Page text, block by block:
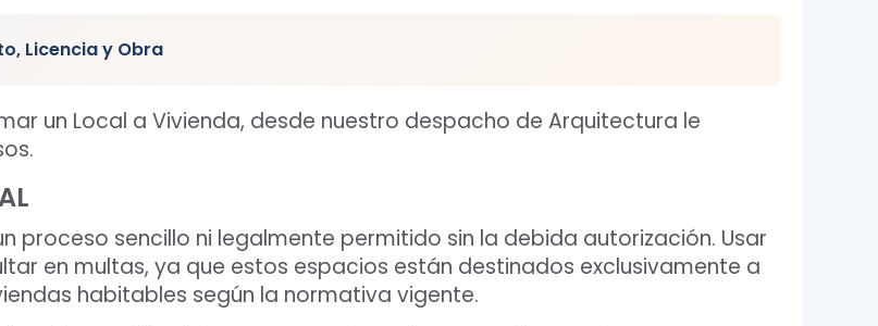
Licencia y Obra
un Local a Vivienda, desde nuestro despacho de Arquitectura le
proceso sencillo ni legalmente permitido sin la debida autorización. Usar
en multas, ya que estos espacios están destinados exclusivamente a
habitables según la normativa vigente.